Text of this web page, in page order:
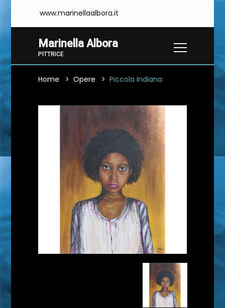
www.marinellaalbora.it
Marinella Albora
PITTRICE
Home Opere Piccola Indiana